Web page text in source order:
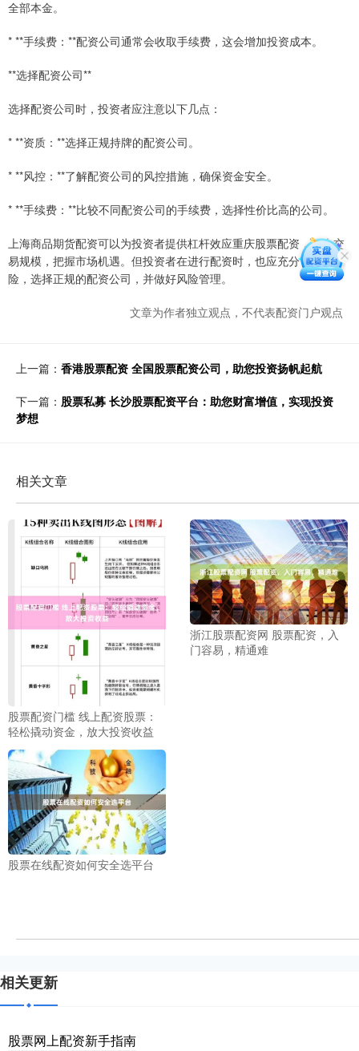
全部本金。
* **手续费：**配资公司通常会收取手续费，这会增加投资成本。
**选择配资公司**
选择配资公司时，投资者应注意以下几点：
* **资质：**选择正规持牌的配资公司。
* **风控：**了解配资公司的风控措施，确保资金安全。
* **手续费：**比较不同配资公司的手续费，选择性价比高的公司。
上海商品期货配资可以为投资者提供杠杆效应重庆股票配资，放大交
易规模，把握市场机遇。但投资者在进行配资时，也应充分了解风
险，选择正规的配资公司，并做好风险管理。
文章为作者独立观点，不代表配资门户观点
上一篇： 香港股票配资 全国股票配资公司，助您投资扬帆起航
下一篇： 股票私募 长沙股票配资平台：助您财富增值，实现投资
梦想
相关文章
股票配资门槛 线上配资股票：
轻松撬动资金，放大投资收益
浙江股票配资网 股票配资，入
门容易，精通难
股票在线配资如何安全选平台
相关更新
股票网上配资新手指南